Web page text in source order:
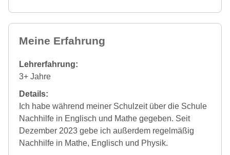
Meine Erfahrung
Lehrerfahrung:
3+ Jahre
Details:
Ich habe während meiner Schulzeit über die Schule
Nachhilfe in Englisch und Mathe gegeben. Seit
Dezember 2023 gebe ich außerdem regelmäßig
Nachhilfe in Mathe, Englisch und Physik.